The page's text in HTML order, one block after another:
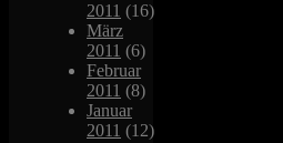
2011 (16)
März
2011 (6)
Februar
2011 (8)
Januar
2011 (12)